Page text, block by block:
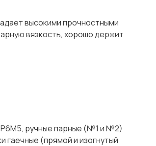
высокими прочностными
вязкость, хорошо держит
ручные парные (№1 и №2)
гаечные (прямой и изогнутый